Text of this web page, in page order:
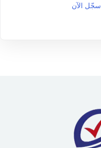
سجّل الآن